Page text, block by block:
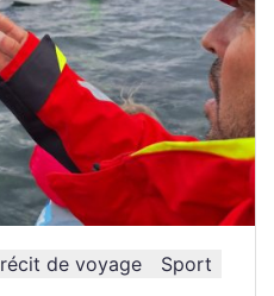
récit de voyage
Sport